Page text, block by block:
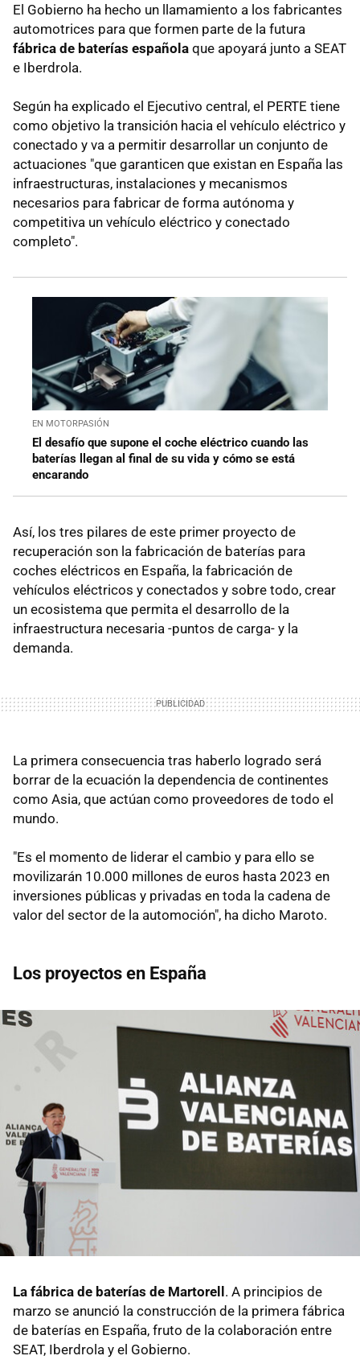
El Gobierno ha hecho un llamamiento a los fabricantes
automotrices para que formen parte de la futura
fábrica de baterías española que apoyará junto a SEAT
e Iberdrola.
Según ha explicado el Ejecutivo central, el PERTE tiene
como objetivo la transición hacia el vehículo eléctrico y
conectado y va a permitir desarrollar un conjunto de
actuaciones "que garanticen que existan en España las
infraestructuras, instalaciones y mecanismos
necesarios para fabricar de forma autónoma y
competitiva un vehículo eléctrico y conectado
completo".
EN MOTORPASIÓN
El desafío que supone el coche eléctrico cuando las
baterías llegan al final de su vida y cómo se está
encarando
Así, los tres pilares de este primer proyecto de
recuperación son la fabricación de baterías para
coches eléctricos en España, la fabricación de
vehículos eléctricos y conectados y sobre todo, crear
un ecosistema que permita el desarrollo de la
infraestructura necesaria -puntos de carga- y la
demanda.
La primera consecuencia tras haberlo logrado será
borrar de la ecuación la dependencia de continentes
como Asia, que actúan como proveedores de todo el
mundo.
"Es el momento de liderar el cambio y para ello se
movilizarán 10.000 millones de euros hasta 2023 en
inversiones públicas y privadas en toda la cadena de
valor del sector de la automoción", ha dicho Maroto.
Los proyectos en España
La fábrica de baterías de Martorell. A principios de
marzo se anunció la construcción de la primera fábrica
de baterías en España, fruto de la colaboración entre
SEAT, Iberdrola y el Gobierno.